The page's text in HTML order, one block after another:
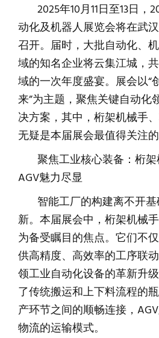
2025年10月11日至13日，
动化及机器人展览会将在武
召开。届时，大批自动化、
域的知名企业将云集江城，
域的一次年度盛宴。展会以“
来”为主题，聚焦关键自动化
决方案，其中，桁架机械手
无疑是本届展会最值得关注
聚焦工业核心装备：桁架
AGV魅力尽显
智能工厂的构建离不开
新。本届展会中，桁架机械
为备受瞩目的焦点。它们不
供高精度、高效率的工序联
领工业自动化设备的革新升
了传统搬运和上下料流程的
产环节之间的顺畅连接，
物流的运输模式。